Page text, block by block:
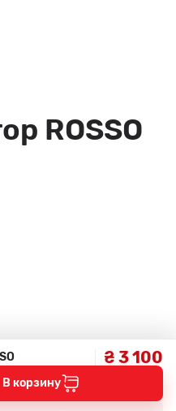
ROSSO
₴ 3 100
В корзину